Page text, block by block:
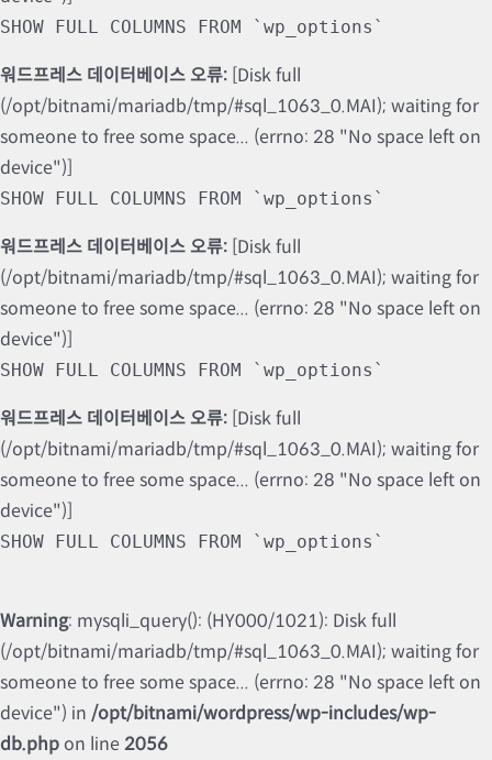
SHOW FULL COLUMNS FROM `wp_options`
워드프레스 데이터베이스 오류: [Disk full
(/opt/bitnami/mariadb/tmp/#sql_1063_0.MAI); waiting for
someone to free some space... (errno: 28 "No space left on
device")]
SHOW FULL COLUMNS FROM `wp_options`
워드프레스 데이터베이스 오류: [Disk full
(/opt/bitnami/mariadb/tmp/#sql_1063_0.MAI); waiting for
someone to free some space... (errno: 28 "No space left on
device")]
SHOW FULL COLUMNS FROM `wp_options`
워드프레스 데이터베이스 오류: [Disk full
(/opt/bitnami/mariadb/tmp/#sql_1063_0.MAI); waiting for
someone to free some space... (errno: 28 "No space left on
device")]
SHOW FULL COLUMNS FROM `wp_options`
Warning: mysqli_query(): (HY000/1021): Disk full
(/opt/bitnami/mariadb/tmp/#sql_1063_0.MAI); waiting for
someone to free some space... (errno: 28 "No space left on
device") in /opt/bitnami/wordpress/wp-includes/wp-
db.php on line2056